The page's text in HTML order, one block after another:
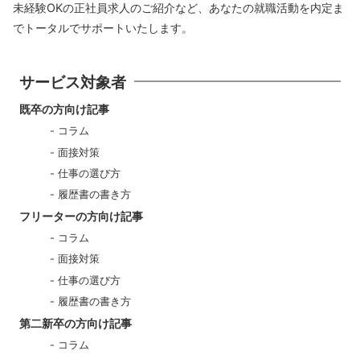
未経験OKの正社員求人のご紹介など、あなたの就職活動を内定ま
でトータルでサポートいたします。
サービス対象者
既卒の方向け記事
コラム
面接対策
仕事の選び方
履歴書の書き方
フリーターの方向け記事
コラム
面接対策
仕事の選び方
履歴書の書き方
第二新卒の方向け記事
コラム